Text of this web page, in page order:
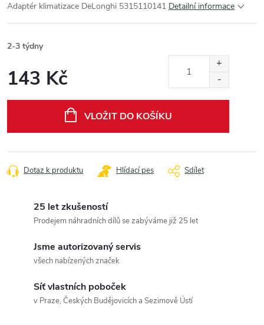
Adaptér klimatizace DeLonghi 5315110141 Detailní informace
2-3 týdny
143 Kč
VLOŽIT DO KOŠÍKU
Dotaz k produktu Hlídací pes Sdílet
25 let zkušeností
Prodejem náhradních dílů se zabýváme již 25 let
Jsme autorizovaný servis
všech nabízených značek
Síť vlastních poboček
v Praze, Českých Budějovicích a Sezimově Ústí